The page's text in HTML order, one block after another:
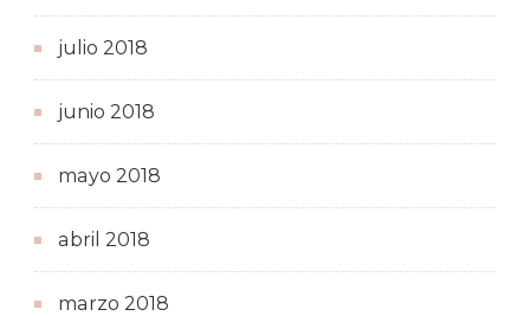
julio 2018
junio 2018
mayo 2018
abril 2018
marzo 2018